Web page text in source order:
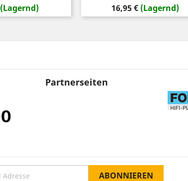
(Lagernd) Preis
16,95 € (Lagernd)
Partnerseiten